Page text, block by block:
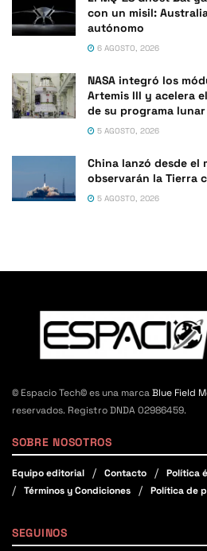
con un misil:
autónomo
6 AGOSTO, 2026
NASA integró los
Artemis III y acelera
de su programa lunar
5 AGOSTO, 2026
China lanzó desde el
observarán la Tierra
5 AGOSTO, 2026
© Espacio Tech© es una marcaBlue Field
reservados. Registro DNDA 02986459.
SOBRE NOSOTROS
Equipo editorial Contacto
Política
Términos y Condiciones
Política de
SEGUINOS